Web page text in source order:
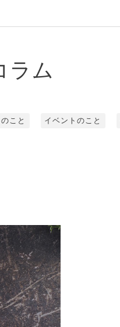
ラム
こと イベントのこと